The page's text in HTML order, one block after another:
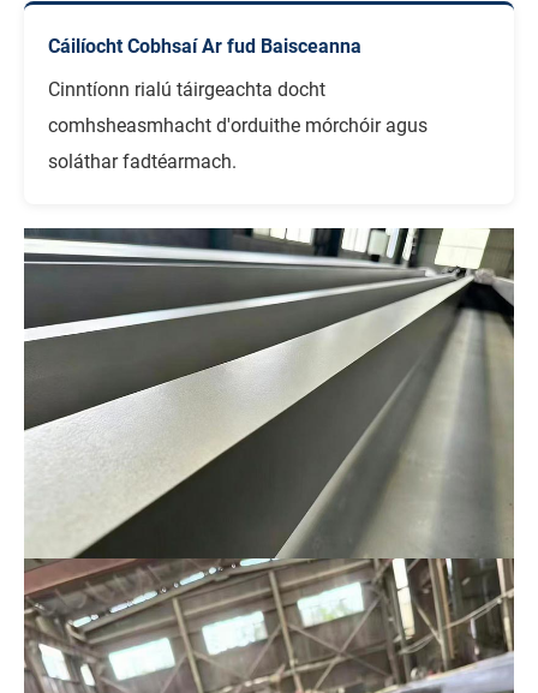
Cáilíocht Cobhsaí Ar fud Baisceanna
Cinntíonn rialú táirgeachta docht
comhsheasmhacht d'orduithe mórchóir agus
soláthar fadtéarmach.